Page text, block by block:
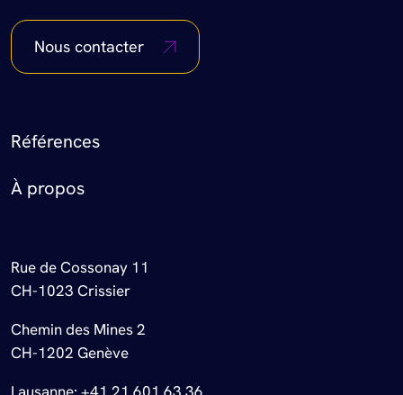
Nous contacter
Références
À propos
Rue de Cossonay 11
CH-1023 Crissier
Chemin des Mines 2
CH-1202 Genève